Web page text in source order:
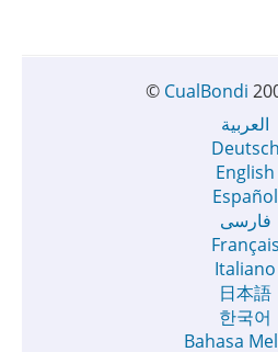
© CualBondi
العربية
Deutsch
English
Español
فارسی
Français
Italiano
日本語
한국어
Bahasa